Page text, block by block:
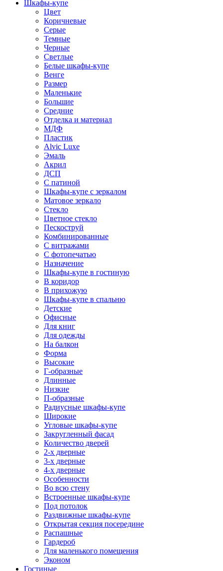
Шкафы-купе
Цвет
Коричневые
Серые
Темные
Черные
Светлые
Белые шкафы-купе
Венге
Размер
Маленькие
Большие
Средние
Отделка и материал
МДФ
Пластик
Alvic Luxe
Эмаль
Акрил
ДСП
С патиной
Шкафы-купе с зеркалом
Матовое зеркало
Стекло
Цветное стекло
Пескоструй
Комбинированные
С витражами
С фотопечатью
Назначение
Шкафы-купе в гостиную
В коридор
В прихожую
Шкафы-купе в спальню
Детские
Офисные
Для книг
Для одежды
На балкон
Форма
Высокие
Г-образные
Длинные
Низкие
П-образные
Радиусные шкафы-купе
Широкие
Угловые шкафы-купе
Закругленный фасад
Количество дверей
2-х дверные
3-х дверные
4-х дверные
Особенности
Во всю стену
Встроенные шкафы-купе
Под потолок
Раздвижные шкафы-купе
Открытая секция посередине
Распашные
Гардероб
Для маленького помещения
Эконом
Гостиные